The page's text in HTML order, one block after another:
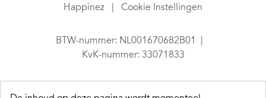
Happinez
Cookie Instellingen
BTW-nummer: NL001670682B01
KvK-nummer: 33071833